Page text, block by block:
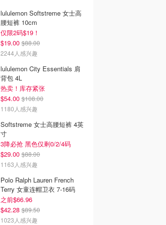
lululemon Softstreme 女士高
腰短裤 10cm
仅限2码$19！
$19.00 $88.00
2244人感兴趣
lululemon City Essentials 肩
背包 4L
热卖！库存紧张
$54.00 $108.00
1180人感兴趣
Softstreme 女士高腰短裤 4英
寸
3降必抢 黑色仅剩0/2/4码
$29.00 $88.00
1163人感兴趣
Polo Ralph Lauren French
Terry 女童连帽卫衣 7-16码
之前$66.96
$42.28 $89.50
1023人感兴趣